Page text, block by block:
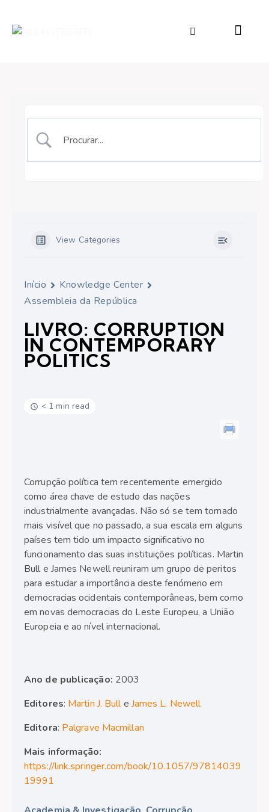
View Categories
Início
Knowledge Center
Assembleia da República
LIVRO: CORRUPTION
IN CONTEMPORARY
POLITICS
< 1 min read
Corrupção política tem recentemente emergido
como área chave de estudo das nações
industrialmente avançadas. Não só se tem tornado
mais visível que no passado, a sua escala em alguns
países tem tido um impacto significativo no
funcionamento das suas instituições políticas. Martin
Bull e James Newell reuniram um grupo de peritos
para estudar a importância deste fenómeno em
democracias ocidentais contemporâneas, bem como
em novas democracias do Leste Europeu, a União
Europeia e ao nível internacional.
Ano de publicação: 2003
Editores: Martin J. Bulle James L. Newell
Editora: Palgrave Macmillan
Mais informação:
https://link.springer.com/book/10.1057/97814039
19991